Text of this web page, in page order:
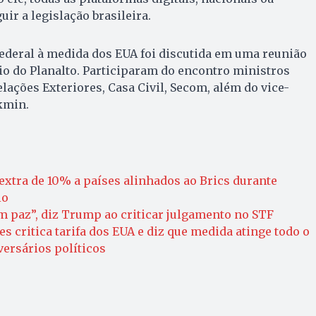
a legislação brasileira.
à medida dos EUA foi discutida em uma reunião
do Planalto. Participaram do encontro ministros
Exteriores, Casa Civil, Secom, além do vice-
de 10% a países alinhados ao Brics durante
paz”, diz Trump ao criticar julgamento no STF
critica tarifa dos EUA e diz que medida atinge todo o
políticos